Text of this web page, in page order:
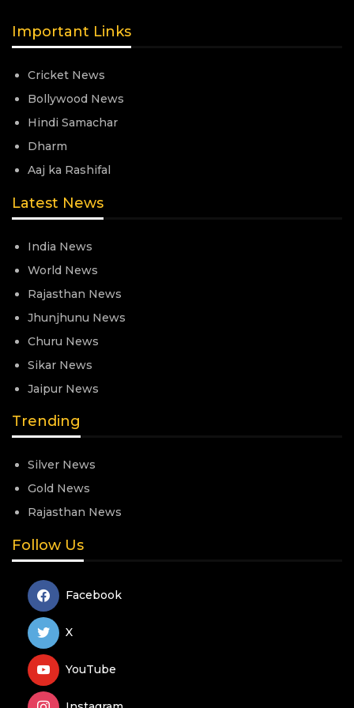
Important Links
Cricket News
Bollywood News
Hindi Samachar
Dharm
Aaj ka Rashifal
Latest News
India News
World News
Rajasthan News
Jhunjhunu News
Churu News
Sikar News
Jaipur News
Trending
Silver News
Gold News
Rajasthan News
Follow Us
Facebook
X
YouTube